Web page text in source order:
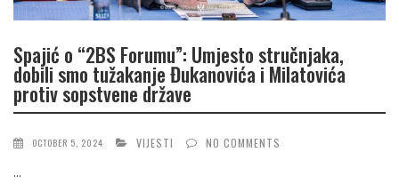
Spajić o “2BS Forumu”: Umjesto stručnjaka,
dobili smo tužakanje Đukanovića i Milatovića
protiv sopstvene države
OCTOBER 5, 2024 VIJESTI NO COMMENTS
...